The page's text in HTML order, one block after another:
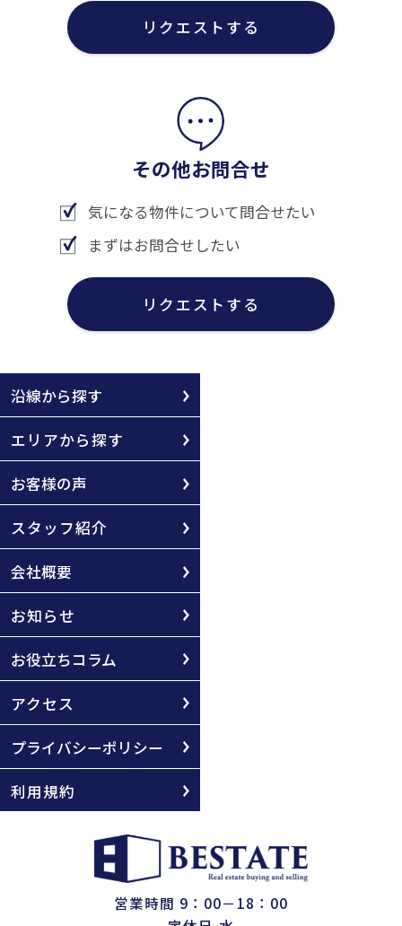
リクエストする
その他お問合せ
気になる物件について問合せたい
まずはお問合せしたい
リクエストする
沿線から探す
エリアから探す
お客様の声
スタッフ紹介
会社概要
お知らせ
お役立ちコラム
アクセス
プライバシーポリシー
利用規約
営業時間 9：00－18：00